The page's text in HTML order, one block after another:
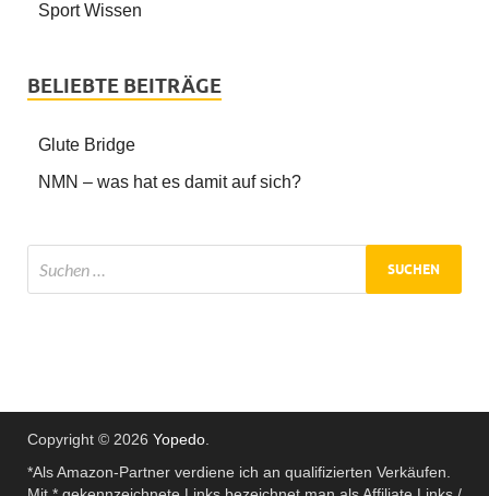
Sport Wissen
BELIEBTE BEITRÄGE
Glute Bridge
NMN – was hat es damit auf sich?
Copyright © 2026 Yopedo
*Als Amazon-Partner verdiene ich an qualifizierten Verkäufen.